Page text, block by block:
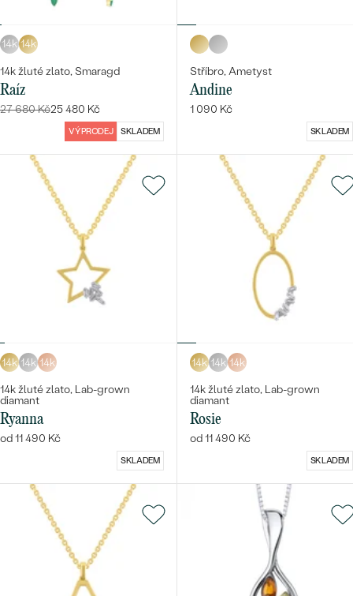
14k 14k
14k žluté zlato, Smaragd
Raíz
27 680 Kč25 480 Kč
VÝPRODEJ SKLADEM
Stříbro, Ametyst
Andine
1 090 Kč
SKLADEM
14k 14k 14k
14k žluté zlato, Lab-grown
diamant
Ryanna
od 11 490 Kč
SKLADEM
14k 14k 14k
14k žluté zlato, Lab-grown
diamant
Rosie
od 11 490 Kč
SKLADEM